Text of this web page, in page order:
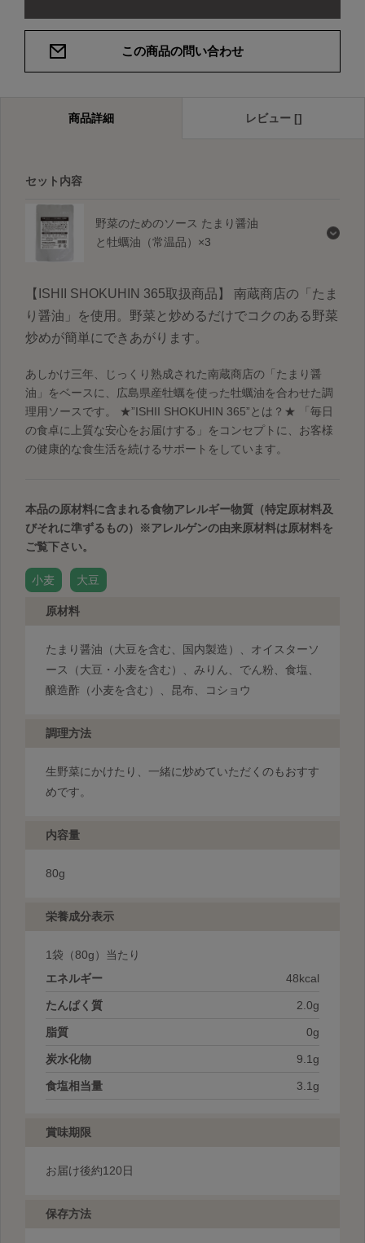
この商品の問い合わせ
商品詳細 レビュー []
セット内容
野菜のためのソース たまり醤油
と牡蠣油（常温品）×3
【ISHII SHOKUHIN 365取扱商品】 南蔵商店の「たま
り醤油」を使用。野菜と炒めるだけでコクのある野菜
炒めが簡単にできあがります。
あしかけ三年、じっくり熟成された南蔵商店の「たまり醤
油」をベースに、広島県産牡蠣を使った牡蠣油を合わせた調
理用ソースです。 ★”ISHII SHOKUHIN 365”とは？★ 「毎日
の食卓に上質な安心をお届けする」をコンセプトに、お客様
の健康的な食生活を続けるサポートをしています。
本品の原材料に含まれる食物アレルギー物質（特定原材料及
びそれに準ずるもの）
※アレルゲンの由来原材料は原材料を
ご覧下さい。
小麦 大豆
原材料
たまり醤油（大豆を含む、国内製造）、オイスターソ
ース（大豆・小麦を含む）、みりん、でん粉、食塩、
醸造酢（小麦を含む）、昆布、コショウ
調理方法
生野菜にかけたり、一緒に炒めていただくのもおすす
めです。
内容量
80g
栄養成分表示
1袋 （80g）当たり
エネルギー
48kcal
たんぱく質 2.0g
脂質 0g
炭水化物 9.1g
食塩相当量 3.1g
賞味期限
お届け後約120日
保存方法